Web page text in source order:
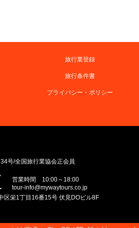
旅行業登録
旅行条件書
プライバシー・ポリシー
号/全国旅行業協会正会員
営業時間 10:00～18:00
tour-info@mywaytours.co.jp
区栄1丁目16番15号 伏見DOビル8F